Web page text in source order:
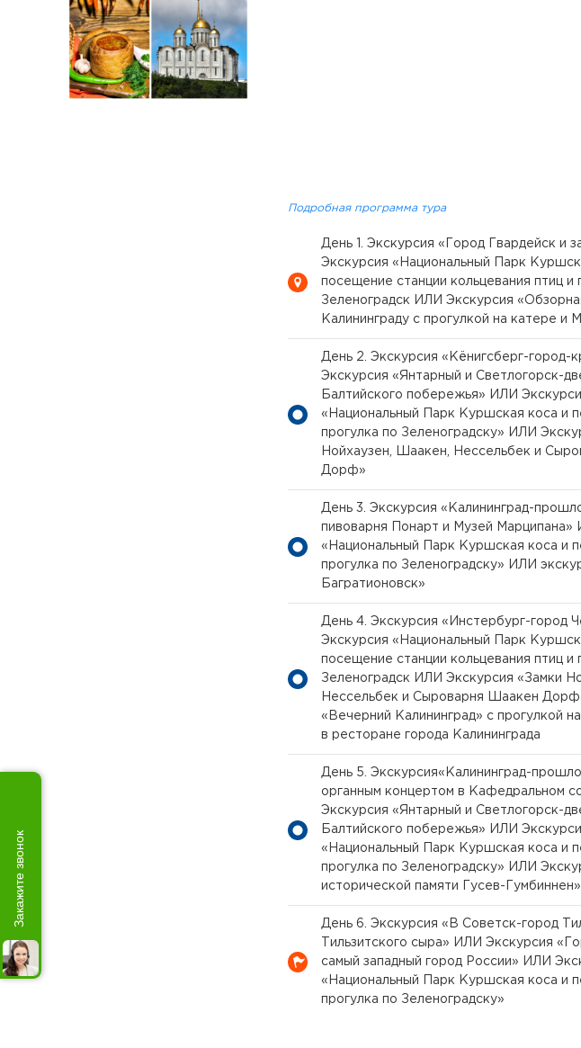
Подробная программа тура
День 1. Экскурсия «Город Гвардейск и
Экскурсия «Национальный Парк
посещение станции кольцевания птиц и
Зеленоградск ИЛИ Экскурсия
Калининграду с прогулкой на катере и
День 2. Экскурсия «Кёнигсберг-город-
Экскурсия «Янтарный и Светлогорск-
Балтийского побережья» ИЛИ
«Национальный Парк Куршская коса и
прогулка по Зеленоградску» ИЛИ
Нойхаузен, Шаакен, Нессельбек и
Дорф»
День 3. Экскурсия «Калининград-
пивоварня Понарт и Музей Марципана»
«Национальный Парк Куршская коса и
прогулка по Зеленоградску» ИЛИ
Багратионовск»
День 4. Экскурсия «Инстербург-город
Экскурсия «Национальный Парк
посещение станции кольцевания птиц и
Зеленоградск ИЛИ Экскурсия «Замки
Нессельбек и Сыроварня Шаакен
«Вечерний Калининград» с прогулкой
в ресторане города Калининграда
День 5. Экскурсия«Калининград-
органным концертом в Кафедральном
Экскурсия «Янтарный и Светлогорск-
Балтийского побережья» ИЛИ
«Национальный Парк Куршская коса и
прогулка по Зеленоградску» ИЛИ
исторической памяти Гусев-Гумбиннен»
День 6. Экскурсия «В Советск-город
Тильзитского сыра» ИЛИ Экскурсия
самый западный город России» ИЛИ
«Национальный Парк Куршская коса и
прогулка по Зеленоградску»
Закажите звонок